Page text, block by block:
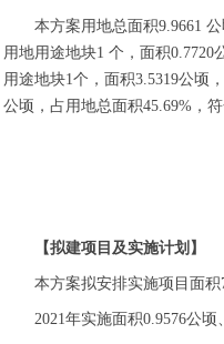
本方案用地总面积9.9661
用地用途地块1 个，面积
用途地块1个，面积3.5319公顷
公顷，占用地总面积45.69%，
【拟建项目及实施计划】
本方案拟安排实施项目面
2021年实施面积0.9576公顷